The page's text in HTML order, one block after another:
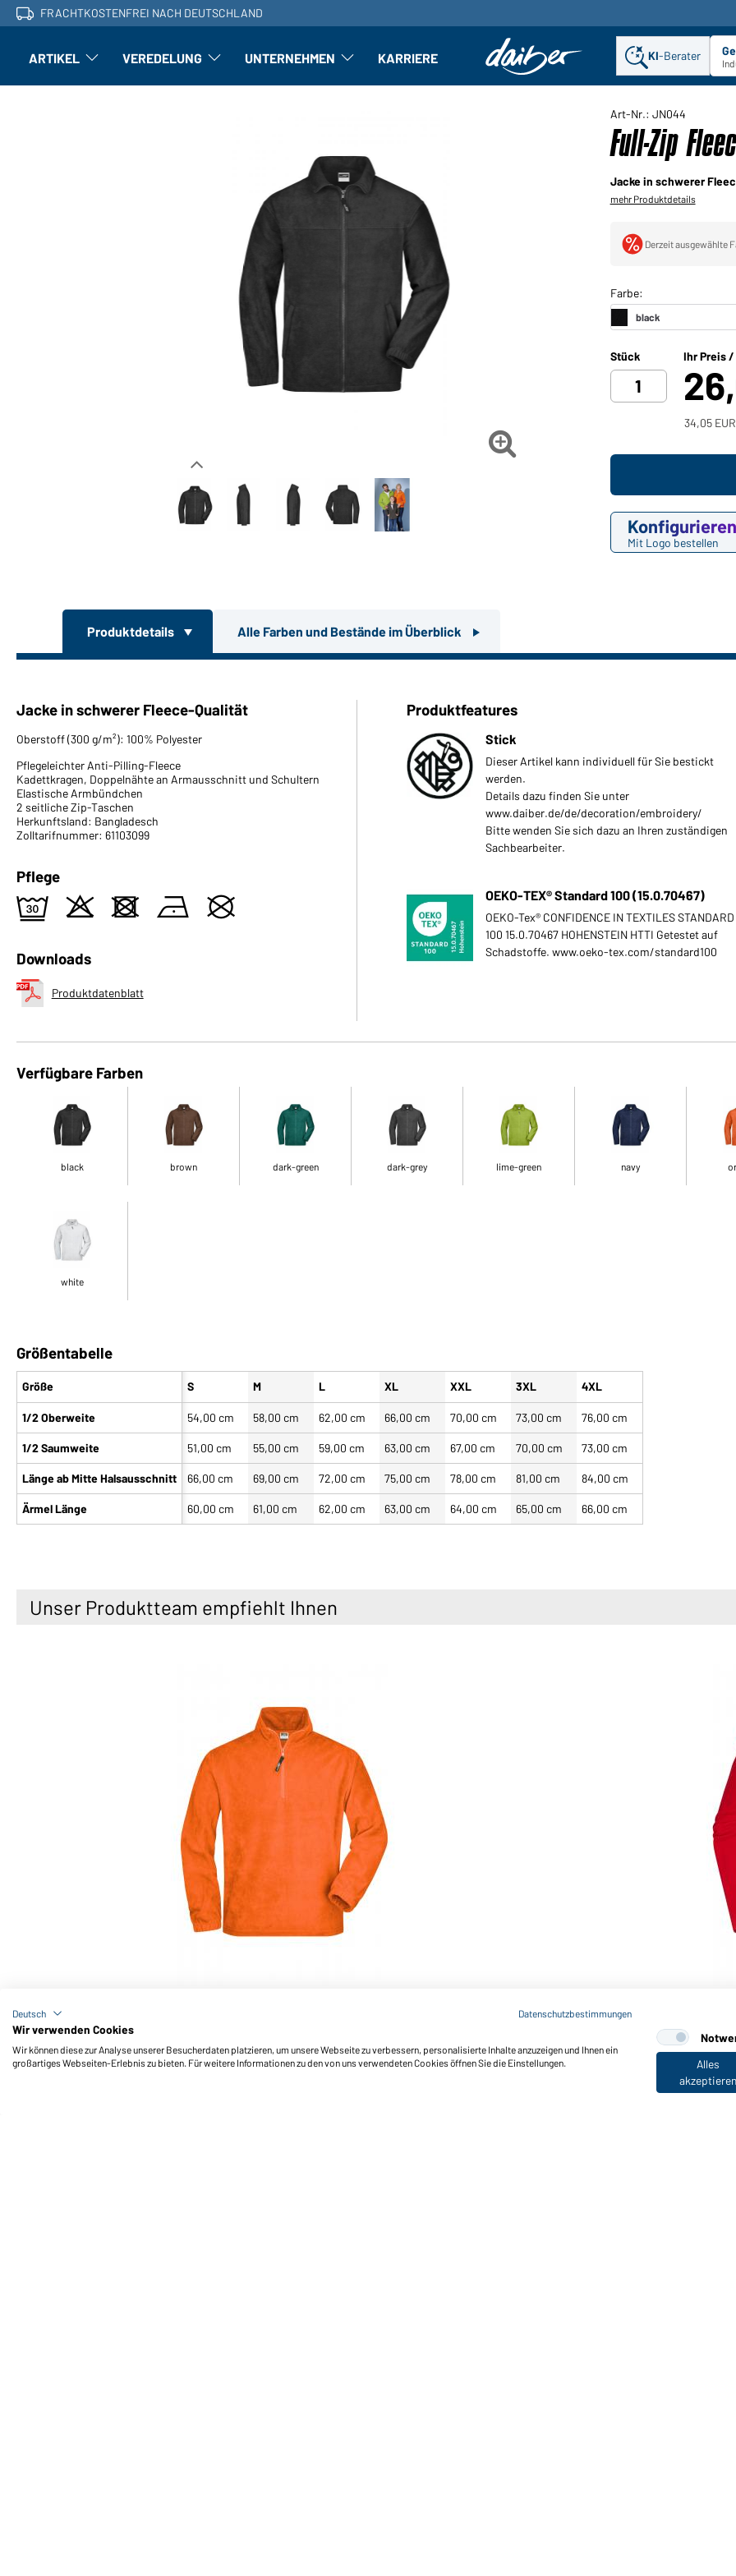
FRACHTKOSTENFREI NACH DEUTSCHLAND
ARTIKEL Artikel: Untermenü öffnen
VEREDELUNG Veredelung: Untermenü öffnen
UNTERNEHMEN Unternehmen: Untermenü öffnen
KARRIERE KI-Berater

Art-Nr.: JN044
Full-Zip
Jacke in schwerer
mehr Produktdetails
Derzeit ausgewählte
Stück Ihr Preis
34,05
Konfigurieren
Mit Logo bestellen
Produktdetails Alle Farben und Bestände im Überblick
Jacke in schwerer Fleece-Qualität
Oberstoff (300 g/m²): 100% Polyester
Pflegeleichter Anti-Pilling-Fleece
Kadettkragen, Doppelnähte an Armausschnitt und Schultern
Elastische Armbündchen
2 seitliche Zip-Taschen
Herkunftsland: Bangladesch
Zolltarifnummer: 61103099
Pflege
e o d n U
Downloads
Produktdatenblatt
Produktfeatures
Stick
Dieser Artikel kann individuell für Sie bestickt
werden.
Details dazu finden Sie unter
www.daiber.de/de/decoration/embroidery/
Bitte wenden Sie sich dazu an Ihren zuständigen
Sachbearbeiter.
OEKO-TEX® Standard 100 (15.0.70467)
OEKO-Tex® CONFIDENCE IN TEXTILES STANDARD
100 15.0.70467 HOHENSTEIN HTTI Getestet auf
Schadstoffe. www.oeko-tex.com/standard100
Verfügbare Farben
black brown dark-green dark-grey lime-green navy
white
Größentabelle
Größe
1/2 Oberweite
1/2 Saumweite
Länge ab Mitte Halsausschnitt
Ärmel Länge
S M L XL XXL 3XL 4XL
54,00 cm 58,00 cm 62,00 cm 66,00 cm 70,00 cm 73,00 cm 76,00 cm
51,00 cm 55,00 cm 59,00 cm 63,00 cm 67,00 cm 70,00 cm 73,00 cm
66,00 cm 69,00 cm 72,00 cm 75,00 cm 78,00 cm 81,00 cm 84,00 cm
60,00 cm 61,00 cm 62,00 cm 63,00 cm 64,00 cm 65,00 cm 66,00 cm
Unser Produktteam empfiehlt Ihnen
Half-Zip Fleece (orange) Ladies' Fleece Jacket (red)
Deutsch Datenschutzbestimmungen
Wir verwenden Cookies
Wir können diese zur Analyse unserer Besucherdaten platzieren, um unsere Webseite zu verbessern, personalisierte Inhalte anzuzeigen und Ihnen ein
großartiges Webseiten-Erlebnis zu bieten. Für weitere Informationen zu den von uns verwendeten Cookies öffnen Sie die Einstellungen.
Alles
akzeptieren